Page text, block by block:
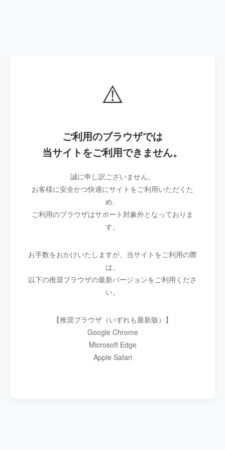
⚠️
ご利用のブラウザでは
当サイトをご利用できません。
誠に申し訳ございません。
お客様に安全かつ快適にサイトをご利用いただくた
め、
ご利用のブラウザはサポート対象外となっておりま
す。
お手数をおかけいたしますが、当サイトをご利用の際
は、
以下の推奨ブラウザの最新バージョンをご利用くださ
い。
【推奨ブラウザ（いずれも最新版）】
Google Chrome
Microsoft Edge
Apple Safari